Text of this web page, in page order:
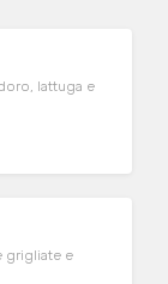
lattuga e
grigliate e